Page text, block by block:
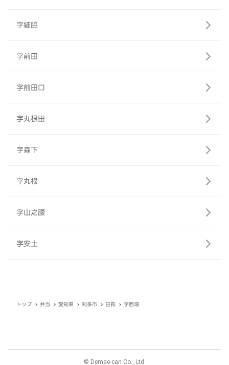
字細脇
字前田
字前田口
字丸根田
字森下
字丸根
字山之腰
字安土
トップ 弁当 愛知県 知多市 日長 字西畑
© Demae-can Co., Ltd.